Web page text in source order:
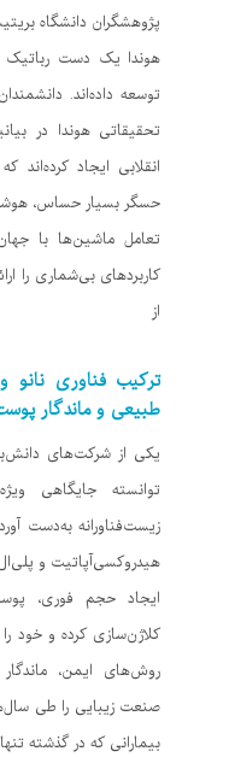
پژوهشگران دانشگاه
هوندا یک دست
توسعه داده‌اند.
تحقیقاتی هوندا در
انقلابی ایجاد
حسگر بسیار حساس،
تعامل ماشین‌ها با
کاربردهای بی‌شماری را
از
ترکیب فناوری نانو
طبیعی و ماندگار
یکی از شرکت‌های
توانسته جایگاهی
زیست‌فناورانه به‌دست
هیدروکسی‌آپاتیت و
ایجاد حجم فوری،
کلاژن‌سازی کرده و خود را
روش‌های ایمن،
صنعت زیبایی را طی
بیمارانی که در گذشته